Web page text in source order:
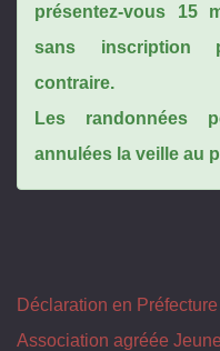
présentez-vous 15
sans inscription
contraire.
Les randonnées
annulées la veille au
Déclaration en Préfecture
Association agréée